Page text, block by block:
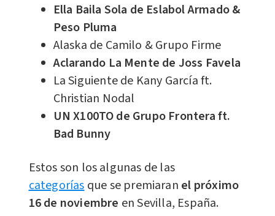
Ella Baila Sola de Eslabol Armado &
Peso Pluma
Alaska de Camilo & Grupo Firme
Aclarando La Mente de Joss Favela
La Siguiente de Kany García ft.
Christian Nodal
UN X100TO de Grupo Frontera ft.
Bad Bunny
Estos son los algunas de las
categoríasque se premiaran el próximo
16 de noviembre en Sevilla, España.